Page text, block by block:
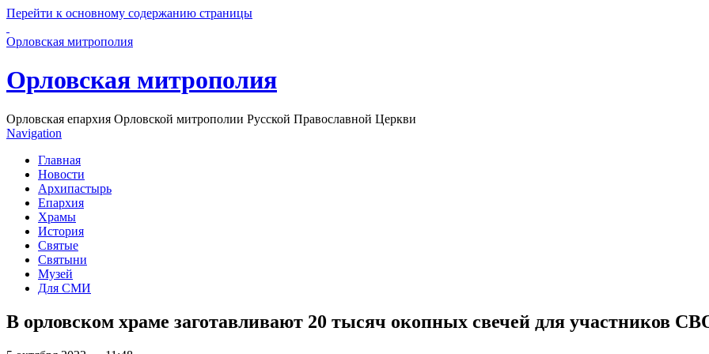
Перейти к основному содержанию страницы
Орловская митрополия
Орловская митрополия
Орловская епархия Орловской митрополии Русской Православной Церкви
Navigation
Главная
Новости
Архипастырь
Епархия
Храмы
История
Святые
Святыни
Музей
Для СМИ
В орловском храме заготавливают 20 тысяч окопных свечей для участников